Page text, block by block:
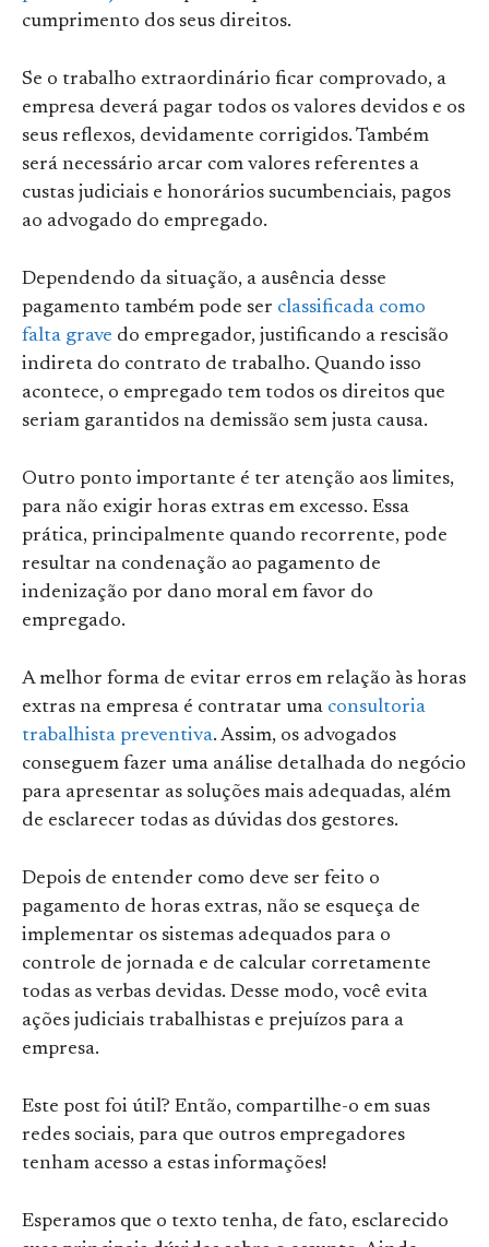
cumprimento dos seus direitos.
Se o trabalho extraordinário ficar comprovado, a
empresa deverá pagar todos os valores devidos e os
seus reflexos, devidamente corrigidos. Também
será necessário arcar com valores referentes a
custas judiciais e honorários sucumbenciais, pagos
ao advogado do empregado.
Dependendo da situação, a ausência desse
pagamento também pode ser classificada como
falta grave do empregador, justificando a rescisão
indireta do contrato de trabalho. Quando isso
acontece, o empregado tem todos os direitos que
seriam garantidos na demissão sem justa causa.
Outro ponto importante é ter atenção aos limites,
para não exigir horas extras em excesso. Essa
prática, principalmente quando recorrente, pode
resultar na condenação ao pagamento de
indenização por dano moral em favor do
empregado.
A melhor forma de evitar erros em relação às horas
extras na empresa é contratar uma consultoria
trabalhista preventiva. Assim, os advogados
conseguem fazer uma análise detalhada do negócio
para apresentar as soluções mais adequadas, além
de esclarecer todas as dúvidas dos gestores.
Depois de entender como deve ser feito o
pagamento de horas extras, não se esqueça de
implementar os sistemas adequados para o
controle de jornada e de calcular corretamente
todas as verbas devidas. Desse modo, você evita
ações judiciais trabalhistas e prejuízos para a
empresa.
Este post foi útil? Então, compartilhe-o em suas
redes sociais, para que outros empregadores
tenham acesso a estas informações!
Esperamos que o texto tenha, de fato, esclarecido